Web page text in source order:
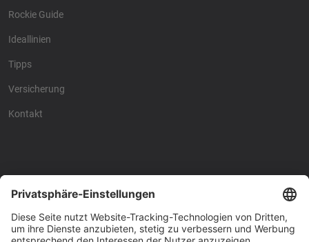
Rockie Guide
Ideallinien
Tipps
Versicherung
Kontakt